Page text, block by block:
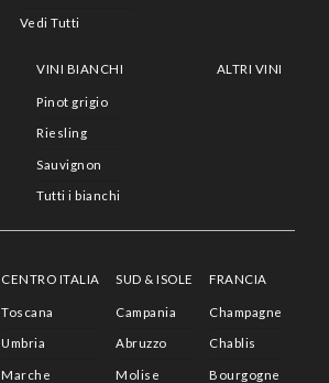
Vedi Tutti
VINI BIANCHI
Pinot grigio
Riesling
Sauvignon
Tutti i bianchi
ALTRI VINI
CENTRO ITALIA
Toscana
Umbria
Marche
SUD & ISOLE
Campania
Abruzzo
Molise
FRANCIA
Champagne
Chablis
Bourgogne